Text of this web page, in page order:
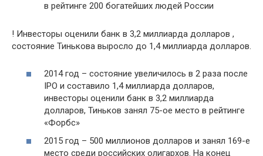
в рейтинге 200 богатейших людей России
! Инвесторы оценили банк в 3,2 миллиарда долларов ,
состояние Тинькова выросло до 1,4 миллиарда долларов.
2014 год – состояние увеличилось в 2 раза после
IPO и составило 1,4 миллиарда долларов,
инвесторы оценили банк в 3,2 миллиарда
долларов, Тиньков занял 75-ое место в рейтинге
«Форбс»
2015 год – 500 миллионов долларов и занял 169-е
место среди российских олигархов. На конец